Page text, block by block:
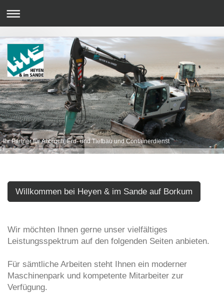
Ihr Partner für Abbruch, Erd- und Tiefbau und Containerdienst
Willkommen bei Heyen & im Sande auf Borkum
Wir möchten Ihnen gerne unser vielfältiges
Leistungsspektrum auf den folgenden Seiten anbieten.
Für sämtliche Arbeiten steht Ihnen ein moderner
Maschinenpark und kompetente Mitarbeiter zur
Verfügung.